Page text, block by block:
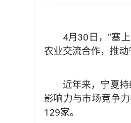
4月30日，“塞
农业交流合作，推
近年来，宁夏
影响力与市场竞争
129家。